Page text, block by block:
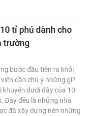
tỉ phú dành cho
trường
bước đầu tiên ra khỏi
cần chú ý những gì?
khuyên dưới đây của 10
Đây đều là những nhà
đã xây dựng nên những